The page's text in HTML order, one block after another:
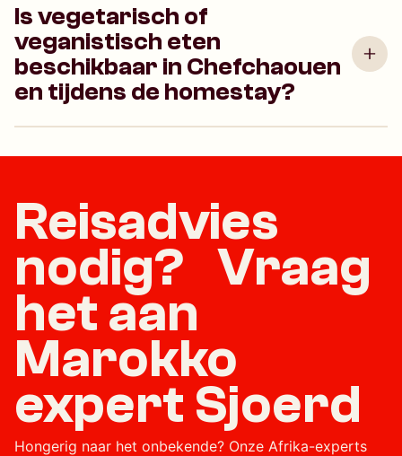
Is vegetarisch of
veganistisch eten
beschikbaar in Chefchaouen
en tijdens de homestay?
Reisadvies
nodig? Vraag
het aan
Marokko
expert Sjoerd
Hongerig naar het onbekende? Onze Afrika-experts